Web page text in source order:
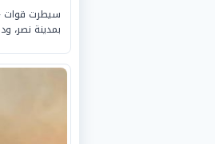
سيطرت قوات
بمدينة نصر،